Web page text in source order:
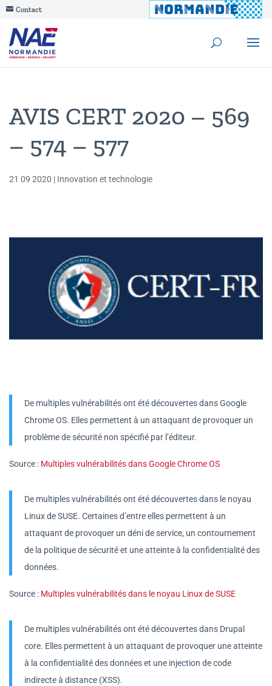
Contact
AVIS CERT 2020 – 569
– 574 – 577
21 09 2020 | Innovation et technologie
De multiples vulnérabilités ont été découvertes dans Google
Chrome OS. Elles permettent à un attaquant de provoquer un
problème de sécurité non spécifié par l’éditeur.
Source : Multiples vulnérabilités dans Google Chrome OS
De multiples vulnérabilités ont été découvertes dans le noyau
Linux de SUSE. Certaines d’entre elles permettent à un
attaquant de provoquer un déni de service, un contournement
de la politique de sécurité et une atteinte à la confidentialité des
données.
Source : Multiples vulnérabilités dans le noyau Linux de SUSE
De multiples vulnérabilités ont été découvertes dans Drupal
core. Elles permettent à un attaquant de provoquer une atteinte
à la confidentialité des données et une injection de code
indirecte à distance (XSS).